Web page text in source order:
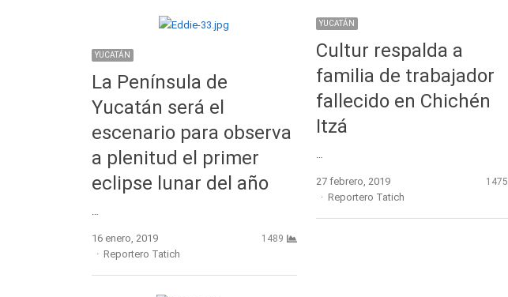
YUCATÁN
La Península de
Yucatán será el
escenario para observa
a plenitud el primer
eclipse lunar del año
16 enero, 2019
Author
Reportero Tatich
1489
YUCATÁN
Cultur respalda a
familia de trabajador
fallecido en Chichén
Itzá
27 febrero, 2019
Author
Reportero Tatich
1475